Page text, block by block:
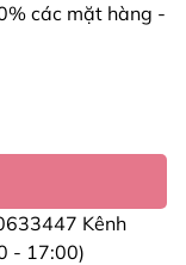
các mặt hàng -
Kênh
- 17:00)